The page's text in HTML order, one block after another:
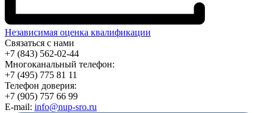
Независимая оценка квалификации
Связаться с нами
+7 (843) 562-02-44
Многоканальный телефон:
+7 (495) 775 81 11
Телефон доверия:
+7 (905) 757 66 99
E-mail: info@nup-sro.ru